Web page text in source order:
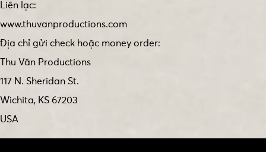
Liên lạc:
www.thuvanproductions.com
Địa chỉ gửi check hoặc money order:
Thu Vân Productions
117 N. Sheridan St.
Wichita, KS 67203
USA